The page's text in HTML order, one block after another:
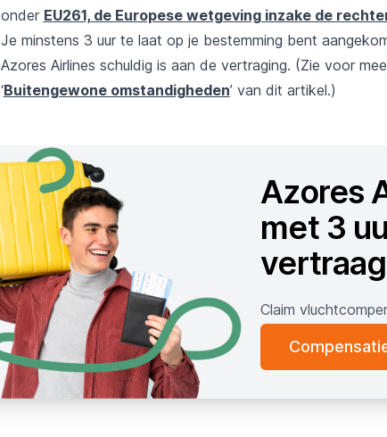
onder EU261, de Europese wetgeving inzake de
Je minstens 3 uur te laat op je bestemming bent
Azores Airlines schuldig is aan de vertraging. (Zie voor
‘Buitengewone omstandigheden’ van dit artikel.)
Azores
met 3
Claim